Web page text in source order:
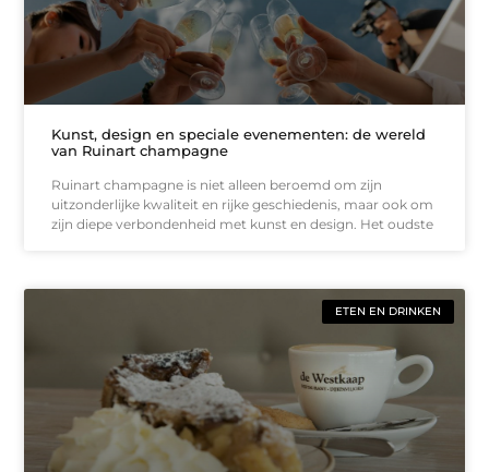
Kunst, design en speciale evenementen: de wereld
van Ruinart champagne
Ruinart champagne is niet alleen beroemd om zijn
uitzonderlijke kwaliteit en rijke geschiedenis, maar ook om
zijn diepe verbondenheid met kunst en design. Het oudste
ETEN EN DRINKEN